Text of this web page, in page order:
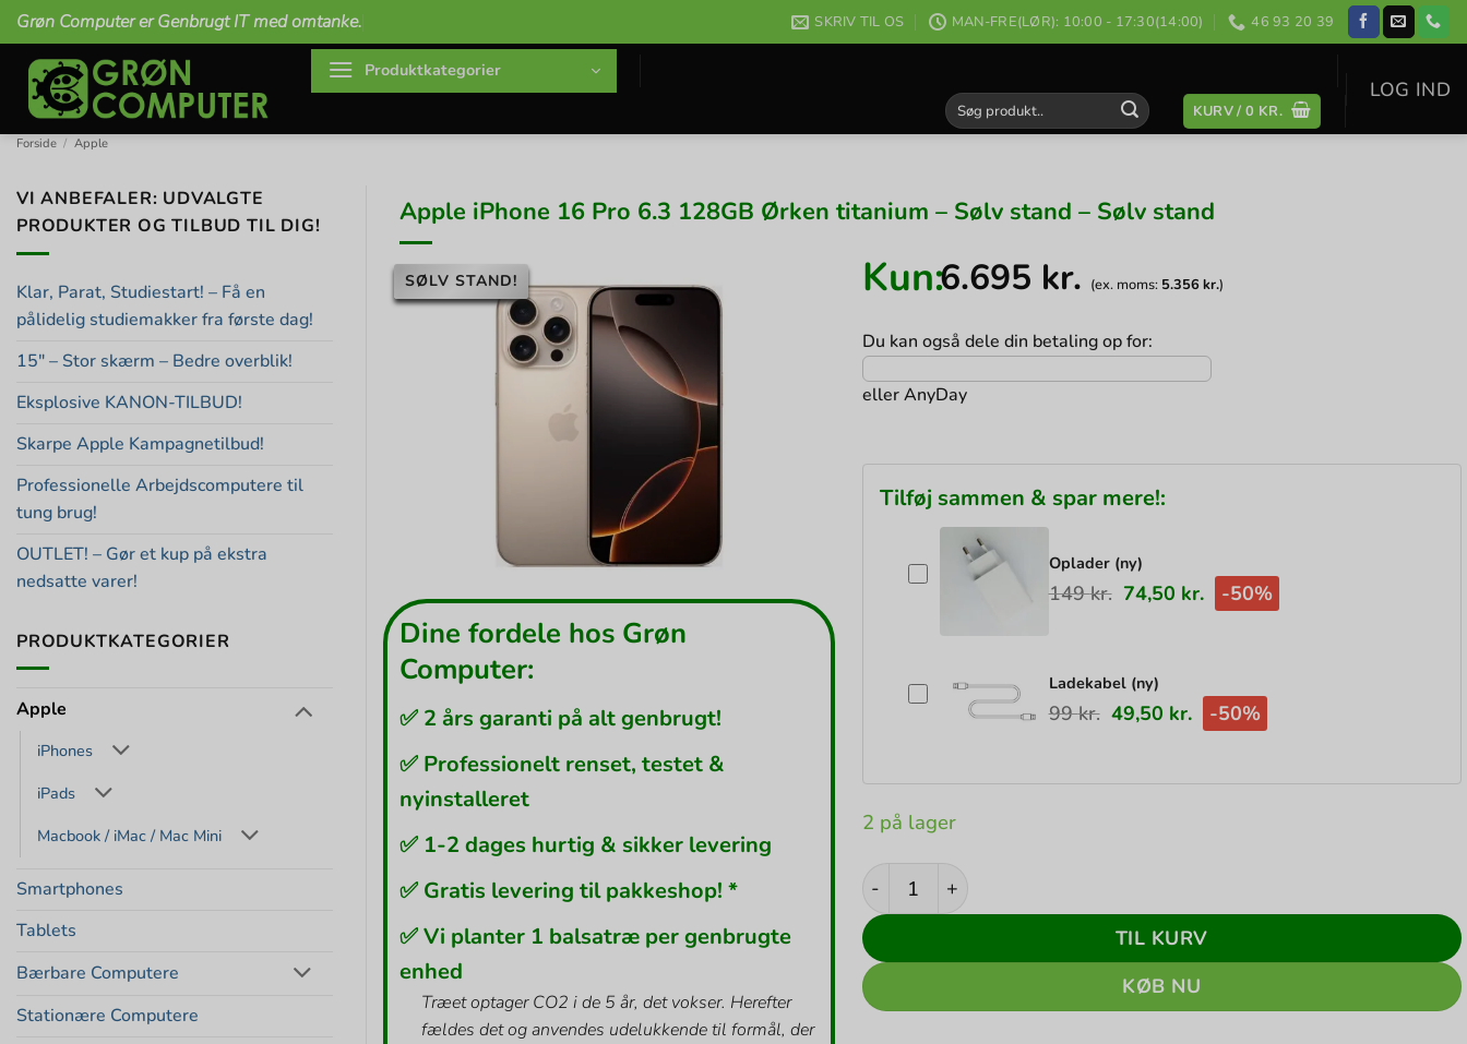
Fortsæt
til
indhold
Grøn Computer er Genbrugt IT med omtanke. SKRIV TIL OS MAN-FRE(LØR): 10:00 - 17:30(14:00) 46 93 20 39
Produktkategorier
Søg
efter:
KURV /0 KR.
LOG IND
Forside / Apple
VI ANBEFALER: UDVALGTE
PRODUKTER OG TILBUD TIL DIG!
Klar, Parat, Studiestart! – Få en
pålidelig studiemakker fra første dag!
15″ – Stor skærm – Bedre overblik!
Eksplosive KANON-TILBUD!
Skarpe Apple Kampagnetilbud!
Professionelle Arbejdscomputere til
tung brug!
OUTLET! – Gør et kup på ekstra
nedsatte varer!
PRODUKTKATEGORIER
Apple
iPhones
iPads
Macbook / iMac / Mac Mini
Smartphones
Tablets
Bærbare Computere
Stationære Computere
Apple iPhone 16 Pro 6.3 128GB Ørken titanium – Sølv stand – Sølv stand
SØLV STAND!
Dine fordele hos Grøn
Computer:
✅ 2 års garanti på alt genbrugt!
✅ Professionelt renset, testet &
nyinstalleret
✅ 1-2 dages hurtig & sikker levering
✅ Gratis levering til pakkeshop! *
✅ Vi planter 1 balsatræ per genbrugte
enhed
Træet optager CO2 i de 5 år, det vokser. Herefter
fældes det og anvendes udelukkende til formål, der
Kun:6.695 kr. (ex. moms: 5.356kr.)
Du kan også dele din betaling op for:
ellerAnyDay
Tilføj sammen & spar mere!:
Oplader (ny)
149kr. 74,50 kr. -50%
Ladekabel (ny)
99kr. 49,50 kr. -50%
2 på lager
Apple iPhone 16 Pro 6.3 128GB Ørken titanium - Sølv stand - Sølv
TIL KURV
KØB NU